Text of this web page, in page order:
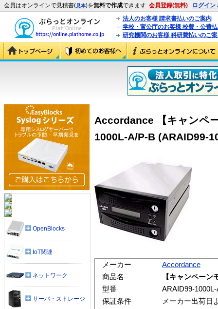
会員はオンラインで見積書(見本)を無料で作成できます 会員登録(無料) ログイン
法人のお客様 請求書払いのご案内
学校・官公庁のお客様 校費・公費
研究機関のお客様 科研費払いのご
Accordance 【キャンペ
1000L-A/P-B (ARAID99-
メーカー
Accordance
商品名
【キャンペー
型番
ARAID99-
保証条件
メーカー出荷日
OpenBlocks
IoT関連
ネットワーク
サーバ・ストレージ